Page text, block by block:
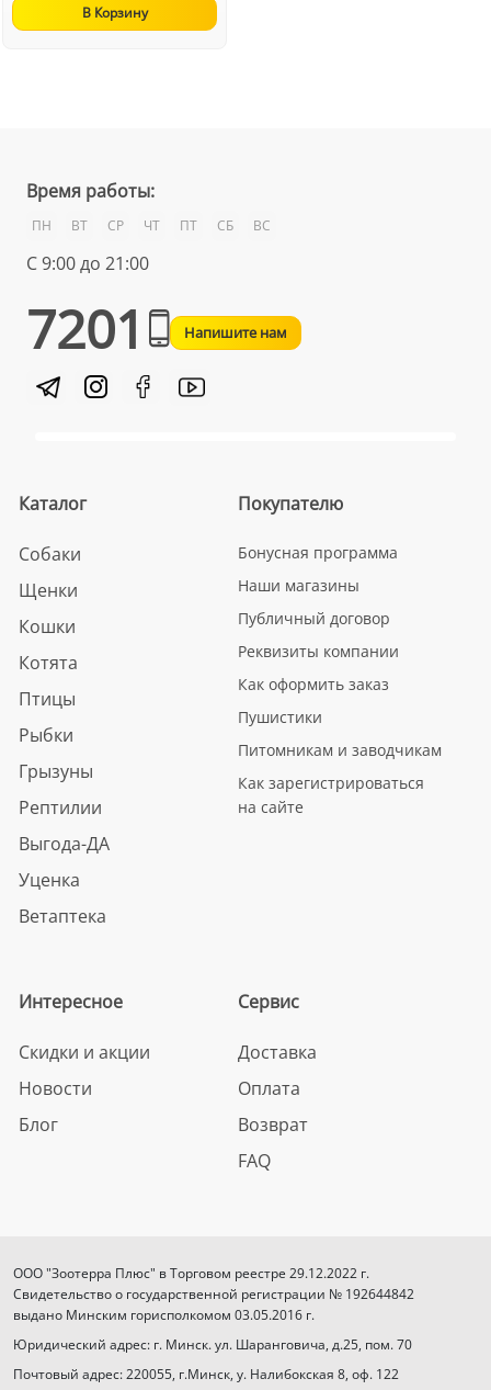
В Корзину
Время работы:
ПН ВТ СР ЧТ ПТ СБ ВС
С 9:00 до 21:00
7201 Напишите нам
Каталог
Собаки
Щенки
Кошки
Котята
Птицы
Рыбки
Грызуны
Рептилии
Выгода-ДА
Уценка
Ветаптека
Покупателю
Бонусная программа
Наши магазины
Публичный договор
Реквизиты компании
Как оформить заказ
Пушистики
Питомникам и заводчикам
Как зарегистрироваться
на сайте
Интересное
Скидки и акции
Новости
Блог
Сервис
Доставка
Оплата
Возврат
FAQ
ООО "Зоотерра Плюс" в Торговом реестре 29.12.2022 г.
Свидетельство о государственной регистрации № 192644842
выдано Минским горисполкомом 03.05.2016 г.
Юридический адрес: г. Минск. ул. Шаранговича, д.25, пом. 70
Почтовый адрес: 220055, г.Минск, у. Налибокская 8, оф. 122